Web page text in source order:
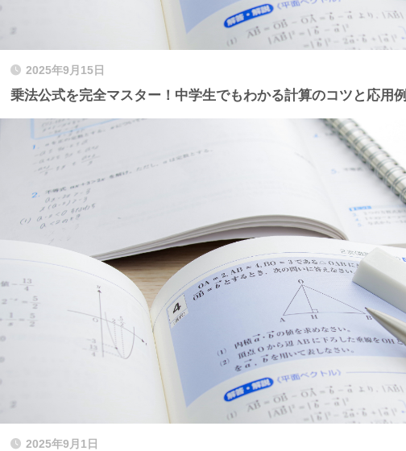
2025年9月15日
乗法公式を完全マスター！中学生でもわかる計算のコツと応用例
2025年9月1日